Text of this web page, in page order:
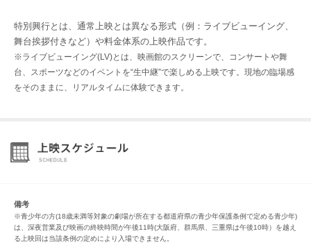
特別興行とは、通常上映とは異なる形式（例：ライブビューイング、
舞台挨拶付きなど）や料金体系の上映作品です。
※ライブビューイング(LV)とは、映画館のスクリーンで、コンサートや舞
台、スポーツなどのイベントを“生中継”で楽しめる上映です。現地の臨場感
をそのままに、リアルタイムに体験できます。
備考
※青少年の方(18歳未満等対象の劇場が所在する都道府県の青少年保護条例で定める青少年)
は、深夜営業及び映画の終映時間が午後11時(大阪府、群馬県、三重県は午後10時）を越え
る上映回は当該条例の定めにより入場できません。